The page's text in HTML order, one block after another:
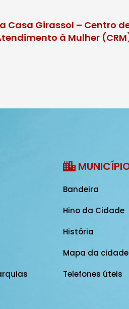
Casa Girassol – Centro
à Mulher
Bandeira
Hino da Cidade
História
Mapa da cidade
Telefones úteis